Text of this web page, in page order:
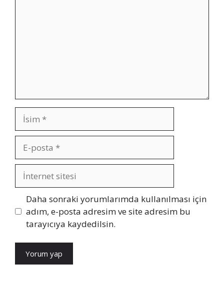
İsim
posta
İnternet
sitesi
Daha sonraki yorumlarımda kullanılması için
adım, e-posta adresim ve site adresim bu
tarayıcıya kaydedilsin.